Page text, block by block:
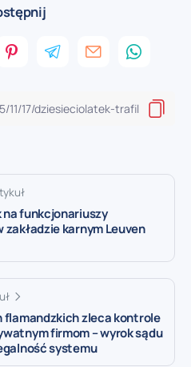
na funkcjonariuszy
zakładzie karnym Leuven
flamandzkich zleca kontrole
firmom – wyrok sądu
systemu